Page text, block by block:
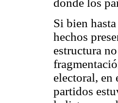
donde los
Si bien
hechos
estructura
electoral, en
partidos